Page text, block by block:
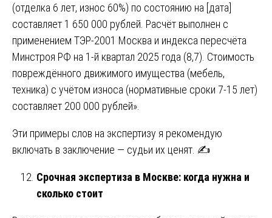
(отделка 6 лет, износ 60%) по состоянию на [дата]
составляет 1 650 000 рублей. Расчёт выполнен с
применением ТЭР-2001 Москва и индекса пересчёта
Минстроя РФ на 1-й квартал 2025 года (8,7). Стоимость
повреждённого движимого имущества (мебель,
техника) с учётом износа (нормативные сроки 7-15 лет)
составляет 200 000 рублей».
Эти примеры слов на экспертизу я рекомендую
включать в заключение — судьи их ценят. ✍️
Срочная экспертиза в Москве: когда нужна и
сколько стоит